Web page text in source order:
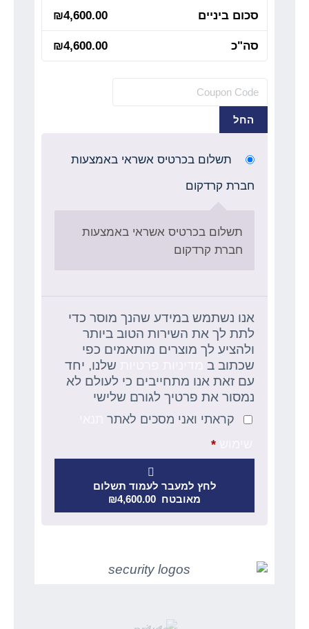
סכום ביניים ₪4,600.00
סה"כ ₪4,600.00
החל
תשלום בכרטיס אשראי באמצעות
חברת קרדקום
תשלום בכרטיס אשראי באמצעות
חברת קרדקום
אנו נשתמש במידע שהנך מוסר כדי
לתת לך את השירות הטוב ביותר
ולהציע לך מוצרים מותאמים כפי
שכתוב ב
שלנו, יחד
עם זאת אנו מתחייבים כי לעולם לא
נמסור את פרטיך לגורם שלישי
קראתי ואני מסכים לאתר
*
לחץ למעבר לעמוד תשלום
מאובטח ₪4,600.00